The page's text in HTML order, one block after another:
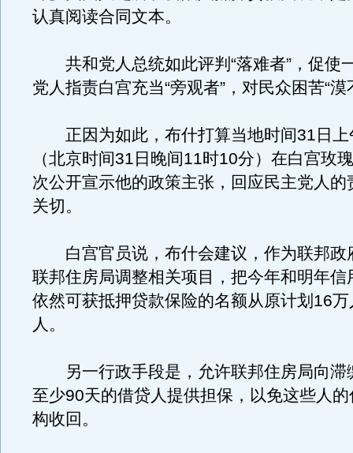
认真阅读合同文本。
共和党人总统如此评判“落难者”，促使
党人指责白宫充当“旁观者”，对民众困苦“漠
正因为如此，布什打算当地时间31日上
（北京时间31日晚间11时10分）在白宫玫
次公开宣示他的政策主张，回应民主党人的
关切。
白宫官员说，布什会建议，作为联邦政
联邦住房局调整相关项目，把今年和明年信
依然可获抵押贷款保险的名额从原计划16
人。
另一行政手段是，允许联邦住房局向滞
至少90天的借贷人提供担保，以免这些人
构收回。